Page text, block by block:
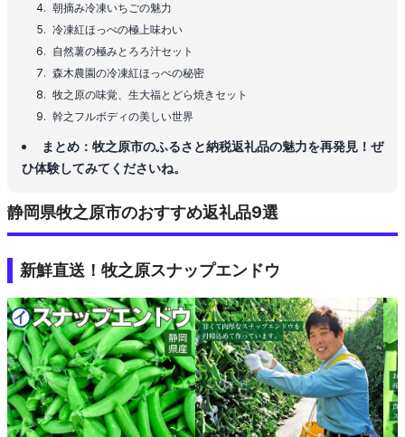
朝摘み冷凍いちごの魅力
冷凍紅ほっぺの極上味わい
自然薯の極みとろろ汁セット
森木農園の冷凍紅ほっぺの秘密
牧之原の味覚、生大福とどら焼きセット
幹之フルボディの美しい世界
まとめ：牧之原市のふるさと納税返礼品の魅力を再発見！ぜ
ひ体験してみてくださいね。
静岡県牧之原市のおすすめ返礼品9選
新鮮直送！牧之原スナップエンドウ